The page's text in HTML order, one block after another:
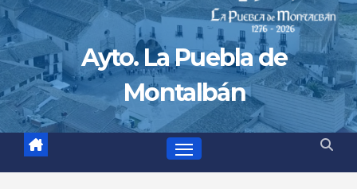
Ayto. La Puebla de
Montalbán